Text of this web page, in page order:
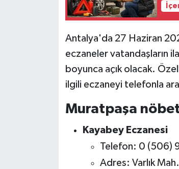
Antalya'da 27 Haziran
eczaneler vatandaşların
boyunca açık olacak.
ilgili eczaneyi telefonla
Muratpaşa
Kayabey Eczanesi
Telefon: 0 (506)
Adres: Varlık